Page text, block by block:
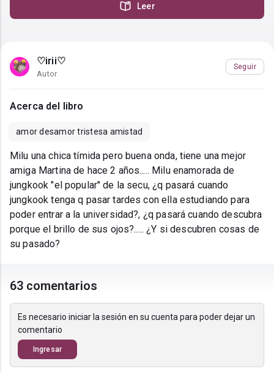
Leer
♡irii♡
Autor
Seguir
Acerca del libro
amor desamor tristesa amistad
Milu una chica tímida pero buena onda, tiene una mejor
amiga Martina de hace 2 años..... Milu enamorada de
jungkook "el popular" de la secu, ¿q pasará cuando
jungkook tenga q pasar tardes con ella estudiando para
poder entrar a la universidad?, ¿q pasará cuando descubra
porque el brillo de sus ojos?..... ¿Y si descubren cosas de
su pasado?
63 comentarios
Es necesario iniciar la sesión en su cuenta para poder dejar un
comentario
Ingresar